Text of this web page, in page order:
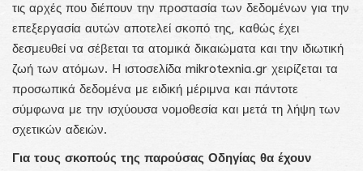
τις αρχές που διέπουν την προστασία των δεδομένων για την
επεξεργασία αυτών αποτελεί σκοπό της, καθώς έχει
δεσμευθεί να σέβεται τα ατομικά δικαιώματα και την ιδιωτική
ζωή των ατόμων. H ιστοσελίδα mikrotexnia.gr χειρίζεται τα
προσωπικά δεδομένα με ειδική μέριμνα και πάντοτε
σύμφωνα με την ισχύουσα νομοθεσία και μετά τη λήψη των
σχετικών αδειών.
Για τους σκοπούς της παρούσας Οδηγίας θα έχουν